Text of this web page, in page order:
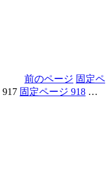
前のページ 固定ペ
917 固定ページ 918 …